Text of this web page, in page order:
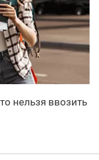
нельзя ввозить